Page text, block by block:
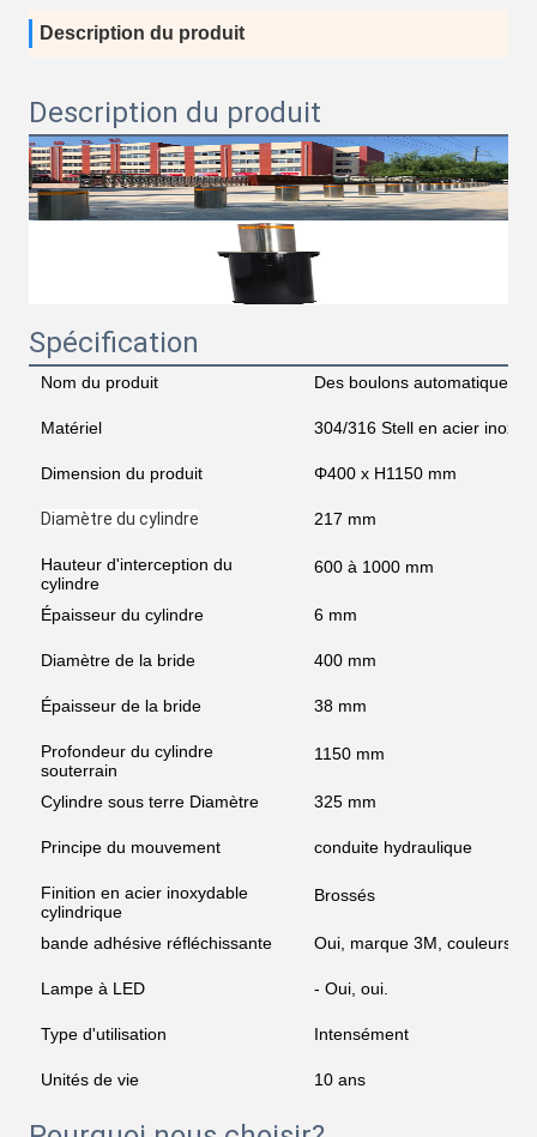
Description du produit
Description du produit
Spécification
Nom du produit Des boulons automatiques
Matériel 304/316 Stell en acier
Dimension du produit Φ400 x H1150 mm
Diamètre du cylindre 217 mm
Hauteur d'interception du
cylindre
600 à 1000 mm
Épaisseur du cylindre 6 mm
Diamètre de la bride 400 mm
Épaisseur de la bride 38 mm
Profondeur du cylindre
souterrain
1150 mm
Cylindre sous terre Diamètre 325 mm
Principe du mouvement conduite hydraulique
Finition en acier inoxydable
cylindrique
Brossés
bande adhésive réfléchissante Oui, marque 3M, couleurs
Lampe à LED - Oui, oui.
Type d'utilisation Intensément
Unités de vie 10 ans